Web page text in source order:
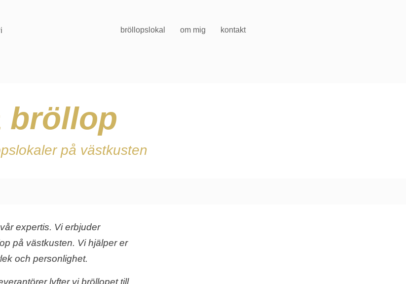
bröllopslokal om mig kontakt
bröllop
på västkusten
expertis. Vi erbjuder
på västkusten. Vi hjälper er
och personlighet.
lyfter vi bröllopet till